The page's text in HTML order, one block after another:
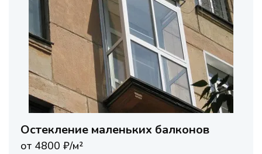
Остекление маленьких балконов
от 4800 ₽/м²